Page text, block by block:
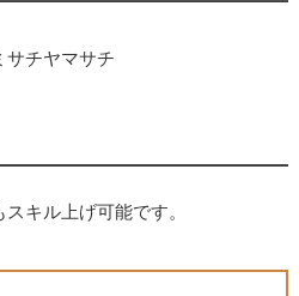
サチヤマサチ
キル上げ可能です。